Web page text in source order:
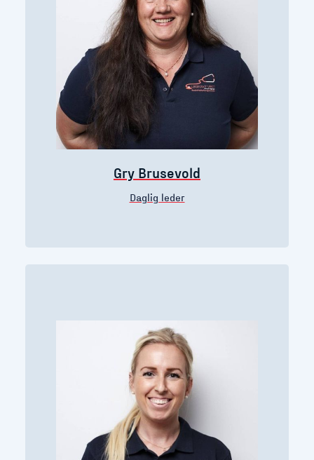
Gry Brusevold
Daglig leder